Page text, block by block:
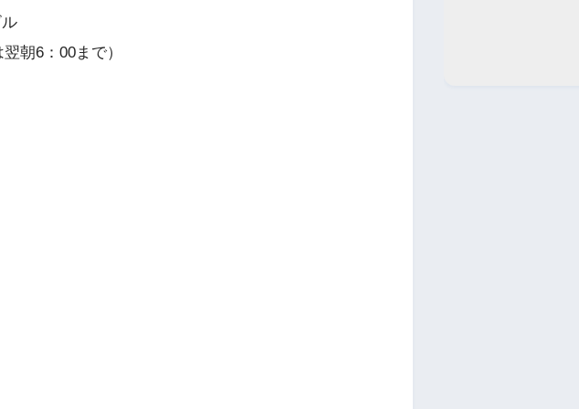
朝6：00まで）